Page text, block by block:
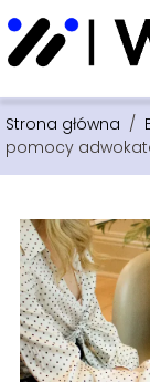
Strona główna /
pomocy